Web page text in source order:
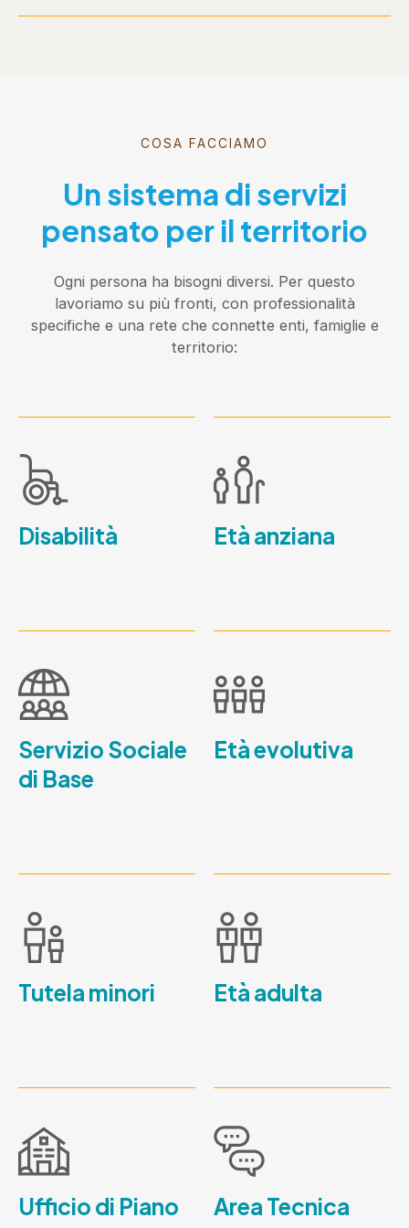
COSA FACCIAMO
Un sistema di servizi
pensato per il territorio
Ogni persona ha bisogni diversi. Per questo
lavoriamo su più fronti, con professionalità
specifiche e una rete che connette enti, famiglie e
territorio:
Disabilità Età anziana
Servizio Sociale
di Base
Età evolutiva
Tutela minori Età adulta
Ufficio di Piano Area Tecnica